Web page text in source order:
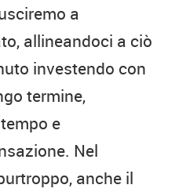
a
allineandoci a ciò
investendo con
termine,
e
Nel
anche il